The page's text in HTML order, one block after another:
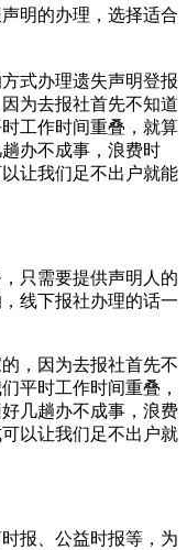
明的办理，‌选择适合
式办理遗失声明登报
为去报社首先不知道
工作时间重叠，就算
办不成事，浪费时
让我们足不出户就能
只需要提供声明人的
线下报社办理的话一
，因为去报社首先不
平时工作时间重叠，
几趟办不成事，浪费
以让我们足不出户就
报、公益时报等，为